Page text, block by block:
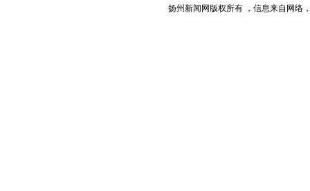
扬州新闻网版权所有 ，信息来自网络